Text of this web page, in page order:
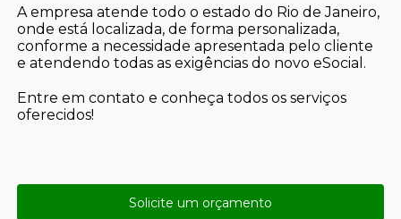
A empresa atende todo o estado do Rio de Janeiro,
onde está localizada, de forma personalizada,
conforme a necessidade apresentada pelo cliente
e atendendo todas as exigências do novo eSocial.
Entre em contato e conheça todos os serviços
oferecidos!
Solicite um orçamento